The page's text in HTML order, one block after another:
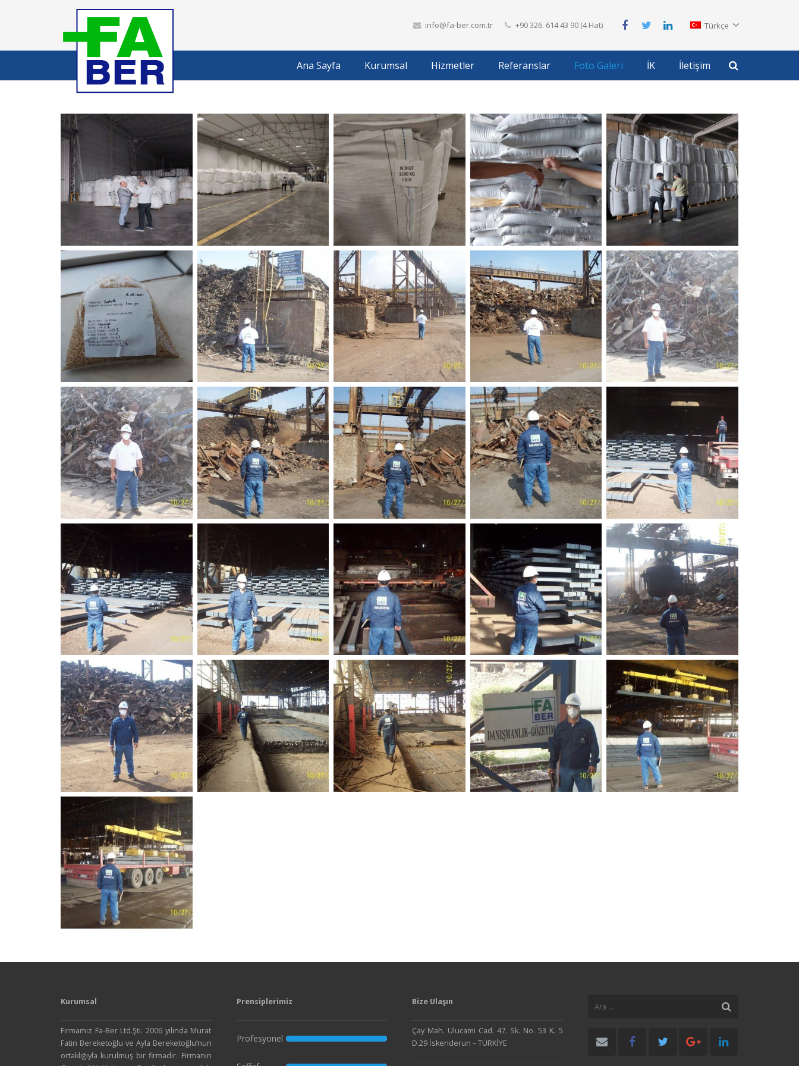
info@fa-ber.com.tr +90 326. 614 43 90 (4 Hat) Türkçe
Ana Sayfa Kurumsal Hizmetler Referanslar Foto Galeri İK İletişim
Kurumsal
Firmamız Fa-Ber Ltd.Şti. 2006 yılında Murat
Fatin Bereketoğlu ve Ayla Bereketoğlu’nun
ortaklığıyla kurulmuş bir firmadır. Firmanın
Prensiplerimiz
Profesyonel
Bize Ulaşın
Çay Mah. Ulucami Cad. 47. Sk. No. 53 K. 5
D.29 İskenderun – TÜRKİYE